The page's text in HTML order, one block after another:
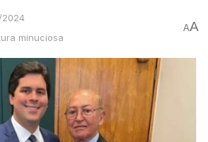
2024
minuciosa
AA